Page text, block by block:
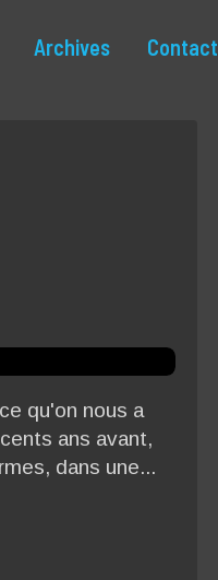
Archives Contact
qu'on nous a
ans avant,
dans une...